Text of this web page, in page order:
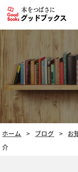
ホーム ブログ お
介